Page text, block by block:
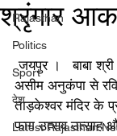
Rajasthan
Politics
Sport
देश
Latest Rajasthan
श्रृंगार
जयपुर ।   बाबा श्री ताडकेश्वर नाथ की
असीम अनुकंपा से
ताड़केश्वर मंदिर के
फाग उत्सव उत्साह